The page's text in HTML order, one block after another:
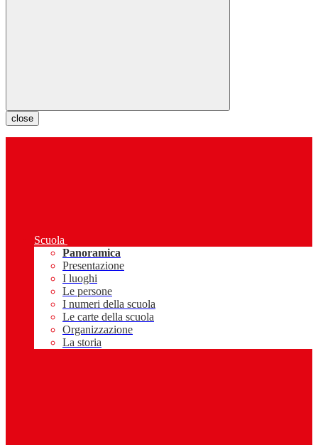
close
Scuola
Panoramica
Presentazione
I luoghi
Le persone
I numeri della scuola
Le carte della scuola
Organizzazione
La storia